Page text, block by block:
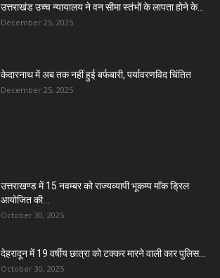
उत्तराखंड उच्च न्यायालय ने वन सीमा स्तंभों के लापता होने के...
December 25, 2025
केदारनाथ में अब तक नहीं हुई बर्फबारी, पर्यावरणविद चिंतित
December 25, 2025
उत्तराखण्ड में 15 नवम्बर को राज्यव्यापी भूकम्प मॉक ड्रिल
आयोजित की...
October 30, 2025
देहरादून में 19 वर्षीय छात्रा को टक्कर मारने वाली कार पुलिस...
October 30, 2025